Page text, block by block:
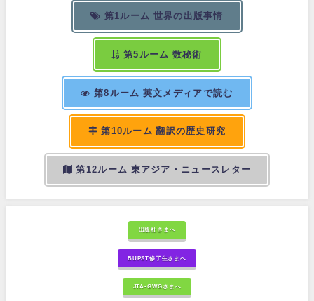
第1ルーム 世界の出版事情
第5ルーム 数秘術
第8ルーム 英文メディアで読む
第10ルーム 翻訳の歴史研究
第12ルーム 東アジア・ニュースレター
出版社さまへ
BUPST修了生さまへ
JTA-GWGさまへ